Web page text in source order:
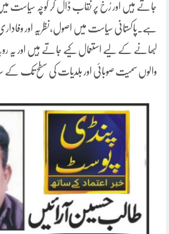
جاتے ہیں اور رُخ پر نقاب ڈال کر کوچہ سیاست میں
ہے۔پاکستانی سیاست میں اصول،نظریہ اور
لبھانے کے لیے استعمال کیے جاتے ہیں اور یہ
والوں سمیت صوبائی اور بلدیات کی سطح تک کے